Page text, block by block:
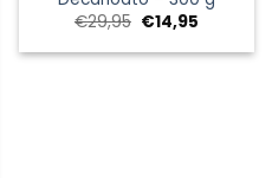
€29,95 El
precio
original
€14,95
actual